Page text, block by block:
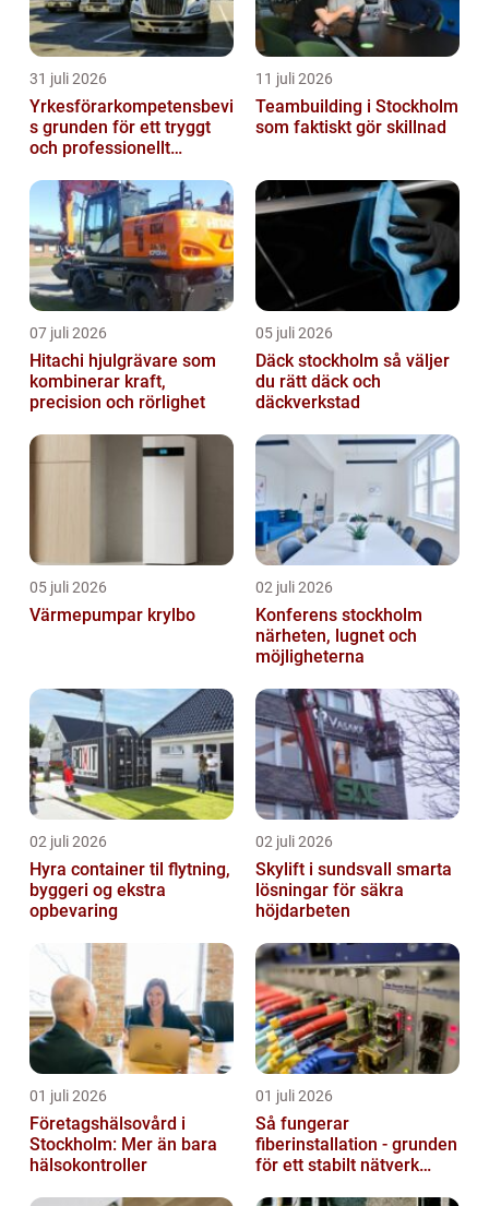
31 juli 2026
Yrkesförarkompetensbevi
s grunden för ett tryggt
och professionellt
11 juli 2026
Teambuilding i Stockholm
som faktiskt gör skillnad
07 juli 2026
Hitachi hjulgrävare som
kombinerar kraft,
precision och rörlighet
05 juli 2026
Däck stockholm så väljer
du rätt däck och
däckverkstad
05 juli 2026
Värmepumpar krylbo
02 juli 2026
Konferens stockholm
närheten, lugnet och
möjligheterna
02 juli 2026
Hyra container til flytning,
byggeri og ekstra
opbevaring
02 juli 2026
Skylift i sundsvall smarta
lösningar för säkra
höjdarbeten
01 juli 2026
Företagshälsovård i
Stockholm: Mer än bara
hälsokontroller
01 juli 2026
Så fungerar
fiberinstallation - grunden
för ett stabilt nätverk